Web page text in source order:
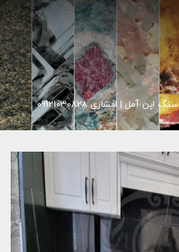
سنگ اپن آمل | افشاری 09121030828